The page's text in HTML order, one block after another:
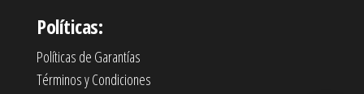
Políticas:
Políticas de Garantías
Términos y Condiciones